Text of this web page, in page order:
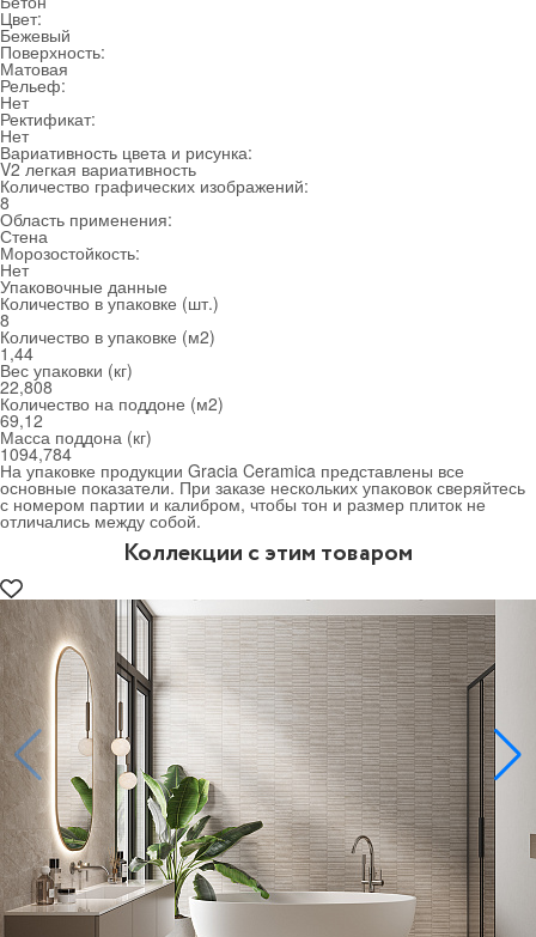
Цвет:
Бежевый
Поверхность:
Матовая
Рельеф:
Нет
Ректификат:
Нет
Вариативность цвета и рисунка:
V2 легкая вариативность
Количество графических изображений:
8
Область применения:
Стена
Морозостойкость:
Нет
Упаковочные данные
Количество в упаковке (шт.)
8
Количество в упаковке (м2)
1,44
Вес упаковки (кг)
22,808
Количество на поддоне (м2)
69,12
Масса поддона (кг)
1094,784
На упаковке продукции Gracia Ceramica представлены все
основные показатели. При заказе нескольких упаковок сверяйтесь
с номером партии и калибром, чтобы тон и размер плиток не
отличались между собой.
Коллекции с этим товаром